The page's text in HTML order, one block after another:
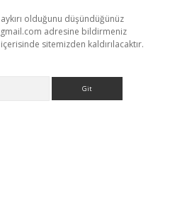
olduğunu düşündüğünüz
adresine bildirmeniz
sitemizden kaldırılacaktır.